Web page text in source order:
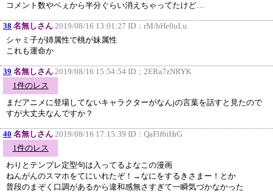
コメント数やベぇから半分ぐらい消えちゃってたけど…
38 名無しさん 2019/08/16 13:01:27 ID： rM/hHe0uLu
シャミ子が姉属性で桃が妹属性
これも運命か
39 名無しさん 2019/08/16 15:54:54 ID： 2ERa7zNRYK
1件のレス
まだアニメに登場してないキャラクターがなんjの言葉を話すと見たので
すが大丈夫なんですか？
40 名無しさん 2019/08/16 17:15:39 ID： QaFlf6iHrG
1件のレス
わりとテンプレ定型句は入ってるよなこの漫画
ねんがんのスマホをてにいれたぞ！→なにをするきさまー！とか
普段のまぞく口調があるから違和感無さすぎて一瞬気づかなかった